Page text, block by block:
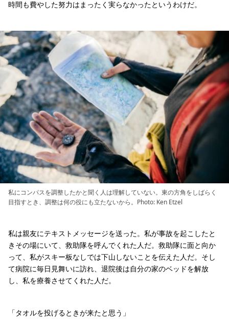
時間も費やした努力はまったく実らなかったというわけだ。
私にコンパスを調整したかと聞く人は理解していない。東の方角をしばらく
目指すとき、調整は何の役にも立たないから。Photo: Ken Etzel
私は親友にテキストメッセージを送った。私が事故を起こしたと
きその場にいて、救助隊を呼んでくれた人だ。救助隊に面と向か
って、私がスキー板なしでは下山しないことを伝えた人だ。そし
て病院に毎日見舞いに訪れ、退院後は自分の家のベッドを解放
し、私を療養させてくれた人だ。
「タオルを投げるときが来たと思う」